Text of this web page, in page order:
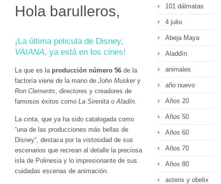
Hola barulleros,
¡La última pelicula de Disney,
VAIANA, ya está en los cines!
La que es la producción número 56 de la
factoría viene de la mano de John Muskery
Ron Clements, directores y creadores de
famosos éxitos como La Sirenita oAladín.
La cinta, que ya ha sido catalogada como
“una de las producciones más bellas de
Disney”, destaca por la vistosidad de sus
escenarios que recrean al detalle la preciosa
isla de Polinesia y lo impresionante de sus
cuidadas escenas de animación.
101 dálmatas
4 julio
Abeja Maya
Aladdín
animales
año nuevo
Años 20
Años 50
Años 60
Años 70
Años 80
asterix y obelix